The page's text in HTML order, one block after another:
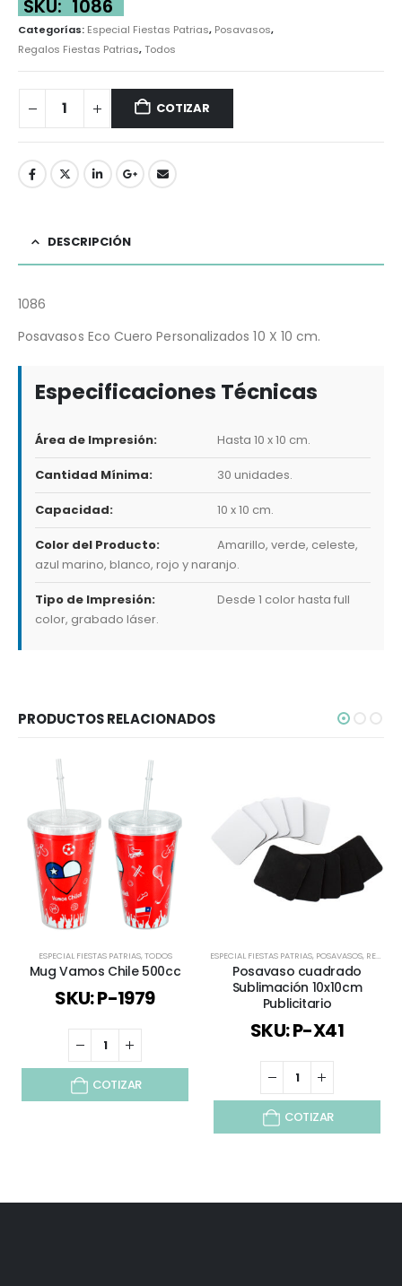
SKU: 1086
Categorías: Especial Fiestas Patrias, Posavasos,
Regalos Fiestas Patrias,Todos
COTIZAR
DESCRIPCIÓN
1086
Posavasos Eco Cuero Personalizados 10 X 10 cm.
Especificaciones Técnicas
Área de Impresión: Hasta 10 x 10 cm.
Cantidad Mínima: 30 unidades.
Capacidad: 10 x 10 cm.
Color del Producto:
Amarillo, verde, celeste,
azul marino, blanco, rojo y naranjo.
Tipo de Impresión:
Desde 1 color hasta full
color, grabado láser.
PRODUCTOS RELACIONADOS
ESPECIAL FIESTAS PATRIAS,TODOS
Mug Vamos Chile 500cc
SKU: P-1979
COTIZAR
ESPECIAL FIESTAS PATRIAS, POSAVASOS, REGALOS FIESTAS PATRIAS
Posavaso cuadrado
Sublimación 10x10cm
Publicitario
SKU: P-X41
COTIZAR